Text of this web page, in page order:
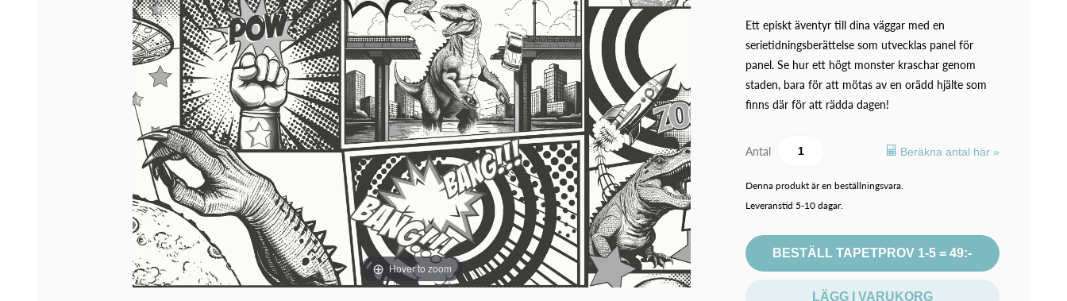
Hover to zoom
Ett episkt äventyr till dina väggar med en
serietidningsberättelse som utvecklas panel för
panel. Se hur ett högt monster kraschar genom
staden, bara för att mötas av en orädd hjälte som
finns där för att rädda dagen!
Antal Beräkna antal här »
Denna produkt är en beställningsvara.
Leveranstid 5-10 dagar.
BESTÄLL TAPETPROV 1-5 = 49:-
LÄGG I VARUKORG